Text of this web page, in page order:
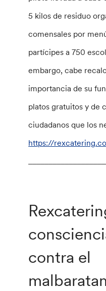
5 kilos de residuo
comensales por
partícipes a 750
embargo, cabe
importancia de su
platos gratuitos y de
ciudadanos que los
https://
contra el